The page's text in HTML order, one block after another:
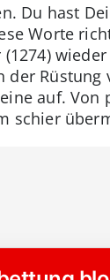
Du hast
Worte
auf.